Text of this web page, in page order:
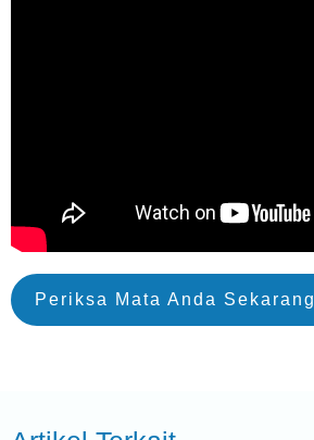
Periksa Mata Anda Sekarang